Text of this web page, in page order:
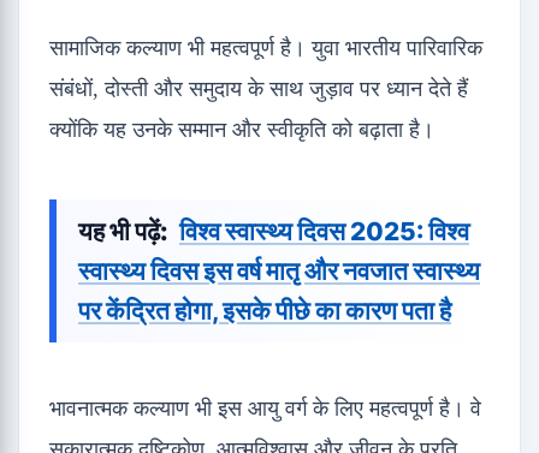
सामाजिक कल्याण भी महत्वपूर्ण है। युवा भारतीय पारिवारिक
संबंधों, दोस्ती और समुदाय के साथ जुड़ाव पर ध्यान देते हैं
क्योंकि यह उनके सम्मान और स्वीकृति को बढ़ाता है।
यह भी पढ़ें: विश्व स्वास्थ्य दिवस 2025: विश्व
स्वास्थ्य दिवस इस वर्ष मातृ और नवजात स्वास्थ्य
पर केंद्रित होगा, इसके पीछे का कारण पता है
भावनात्मक कल्याण भी इस आयु वर्ग के लिए महत्वपूर्ण है। वे